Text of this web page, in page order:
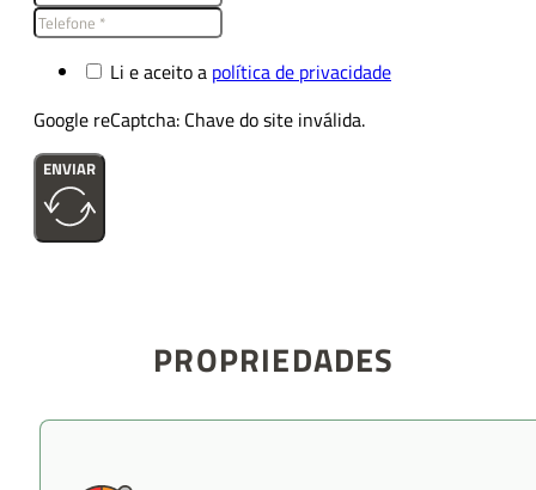
Li e aceito a política de privacidade
Google reCaptcha: Chave do site inválida.
ENVIAR
PROPRIEDADES